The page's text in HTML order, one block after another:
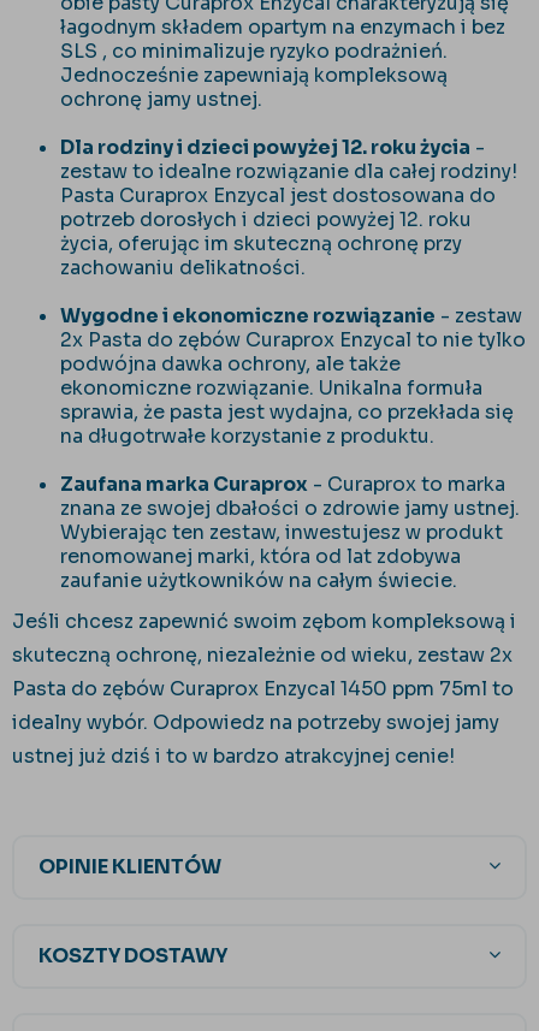
łagodnym składem opartym na enzymach i bez
SLS , co minimalizuje ryzyko podrażnień.
Jednocześnie zapewniają kompleksową
ochronę jamy ustnej.
Dla rodziny i dzieci powyżej 12. roku życia -
zestaw to idealne rozwiązanie dla całej rodziny!
Pasta Curaprox Enzycal jest dostosowana do
potrzeb dorosłych i dzieci powyżej 12. roku
życia, oferując im skuteczną ochronę przy
zachowaniu delikatności.
Wygodne i ekonomiczne rozwiązanie - zestaw
2x Pasta do zębów Curaprox Enzycal to nie tylko
podwójna dawka ochrony, ale także
ekonomiczne rozwiązanie. Unikalna formuła
sprawia, że pasta jest wydajna, co przekłada się
na długotrwałe korzystanie z produktu.
Zaufana marka Curaprox - Curaprox to marka
znana ze swojej dbałości o zdrowie jamy ustnej.
Wybierając ten zestaw, inwestujesz w produkt
renomowanej marki, która od lat zdobywa
zaufanie użytkowników na całym świecie.
Jeśli chcesz zapewnić swoim zębom kompleksową i
skuteczną ochronę, niezależnie od wieku, zestaw 2x
Pasta do zębów Curaprox Enzycal 1450 ppm 75ml to
idealny wybór. Odpowiedz na potrzeby swojej jamy
ustnej już dziś i to w bardzo atrakcyjnej cenie!
OPINIE KLIENTÓW
KOSZTY DOSTAWY